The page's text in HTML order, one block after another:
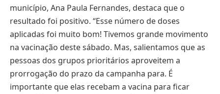
município, Ana Paula Fernandes, destaca que o
resultado foi positivo. “Esse número de doses
aplicadas foi muito bom! Tivemos grande movimento
na vacinação deste sábado. Mas, salientamos que as
pessoas dos grupos prioritários aproveitem a
prorrogação do prazo da campanha para. É
importante que elas recebam a vacina para ficar